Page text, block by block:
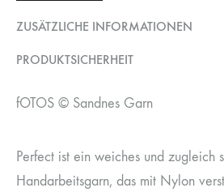
ZUSÄTZLICHE INFORMATIONEN
PRODUKTSICHERHEIT
fOTOS © Sandnes Garn
Perfect ist ein weiches und zugleich
Handarbeitsgarn, das mit Nylon